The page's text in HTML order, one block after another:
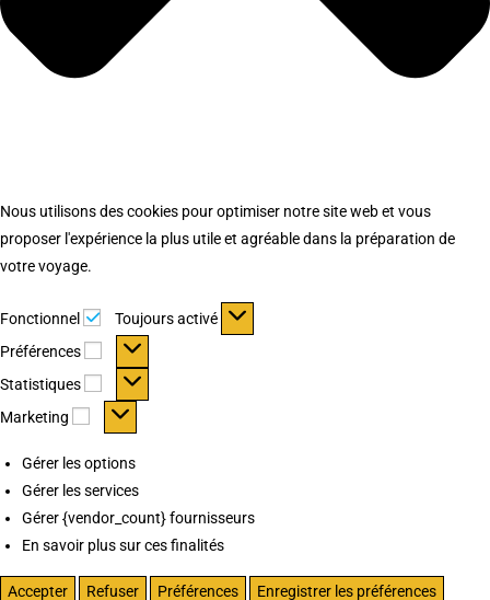
Nous utilisons des cookies pour optimiser notre site web et vous
proposer l'expérience la plus utile et agréable dans la préparation de
votre voyage.
Fonctionnel Fonctionnel
Toujours activé
Préférences
Préférences
Statistiques Statistiques
Marketing Marketing
Gérer les options
Gérer les services
Gérer {vendor_count} fournisseurs
En savoir plus sur ces finalités
Accepter Refuser Préférences
Enregistrer les préférences